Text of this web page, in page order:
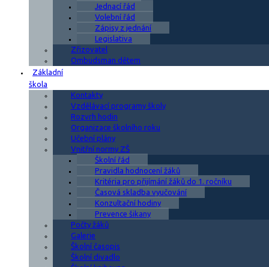
Jednací řád
Volební řád
Zápisy z jednání
Legislativa
Zřizovatel
Ombudsman dětem
Základní
škola
Kontakty
Vzdělávací programy školy
Rozvrh hodin
Organizace školního roku
Učební plány
Vnitřní normy ZŠ
Školní řád
Pravidla hodnocení žáků
Kritéria pro přijímání žáků do 1. ročníku
Časová skladba vyučování
Konzultační hodiny
Prevence šikany
Počty žáků
Galerie
Školní časopis
Školní divadlo